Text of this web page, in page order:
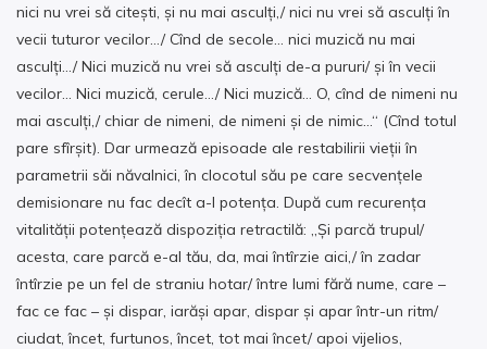
nici nu vrei să citești, și nu mai asculți,/ nici nu vrei să asculți în
vecii tuturor vecilor…/ Cînd de secole… nici muzică nu mai
asculți…/ Nici muzică nu vrei să asculți de-a pururi/ și în vecii
vecilor… Nici muzică, cerule…/ Nici muzică… O, cînd de nimeni nu
mai asculți,/ chiar de nimeni, de nimeni și de nimic…“ (Cînd totul
pare sfîrșit). Dar urmează episoade ale restabilirii vieții în
parametrii săi năvalnici, în clocotul său pe care secvențele
demisionare nu fac decît a-l potența. După cum recurența
vitalității potențează dispoziția retractilă: „Și parcă trupul/
acesta, care parcă e-al tău, da, mai întîrzie aici,/ în zadar
întîrzie pe un fel de straniu hotar/ între lumi fără nume, care –
fac ce fac – și dispar, iarăși apar, dispar și apar într-un ritm/
ciudat, încet, furtunos, încet, tot mai încet/ apoi vijelios,